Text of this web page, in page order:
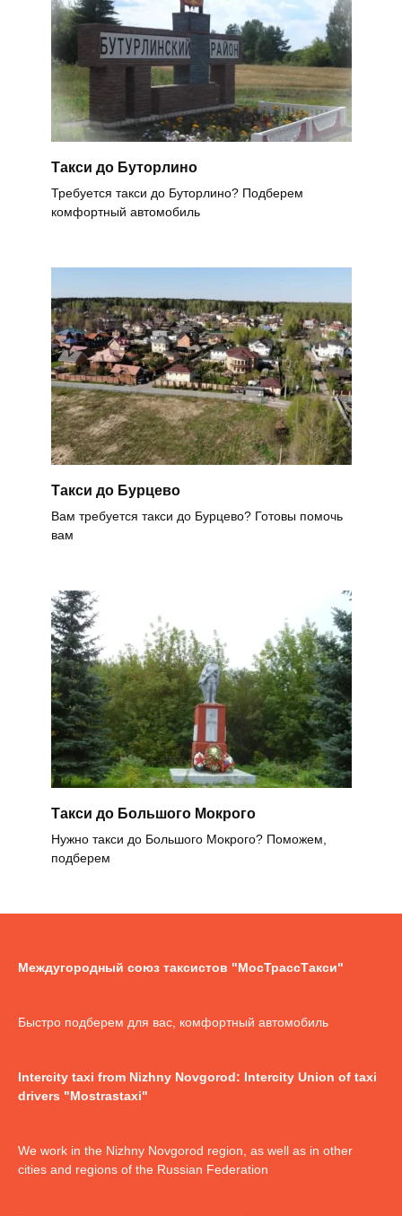
Такси до Буторлино
Требуется такси до Буторлино? Подберем
комфортный автомобиль
Такси до Бурцево
Вам требуется такси до Бурцево? Готовы помочь
вам
Такси до Большого Мокрого
Нужно такси до Большого Мокрого? Поможем,
подберем
Междугородный союз таксистов "МосТрассТакси"
Быстро подберем для вас, комфортный автомобиль
Intercity taxi from Nizhny Novgorod: Intercity Union of taxi
drivers "Mostrastaxi"
We work in the Nizhny Novgorod region, as well as in other
cities and regions of the Russian Federation